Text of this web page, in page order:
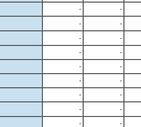
- -
- -
- -
- -
- -
- -
- -
- -
- -